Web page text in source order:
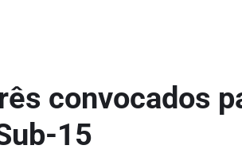
convocados
15